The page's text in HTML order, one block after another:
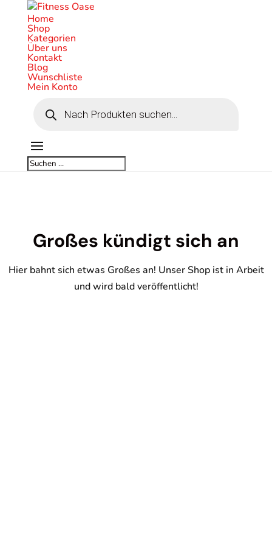
Home
Shop
Kategorien
Über uns
Kontakt
Blog
Wunschliste
Mein Konto
search
Großes kündigt sich an
Hier bahnt sich etwas Großes an! Unser Shop ist in Arbeit
und wird bald veröffentlicht!